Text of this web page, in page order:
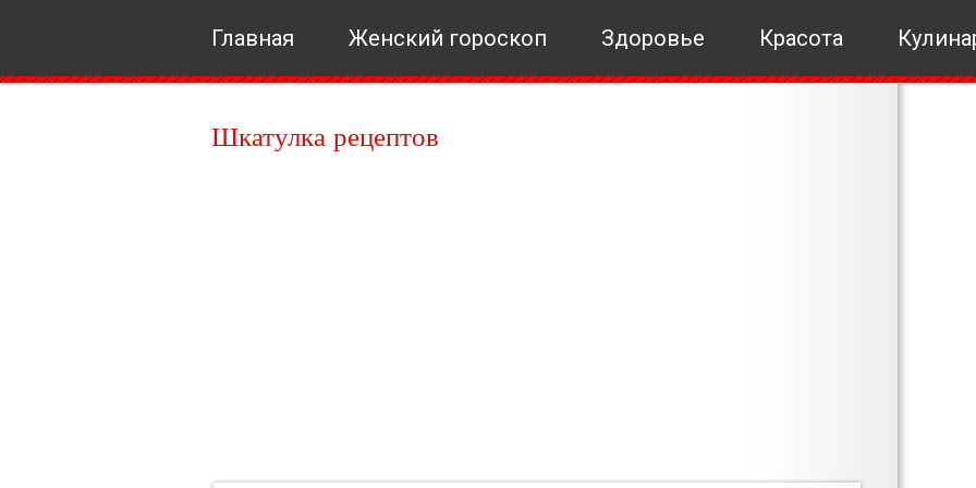
Главная Женский гороскоп Здоровье Красота
Шкатулка рецептов